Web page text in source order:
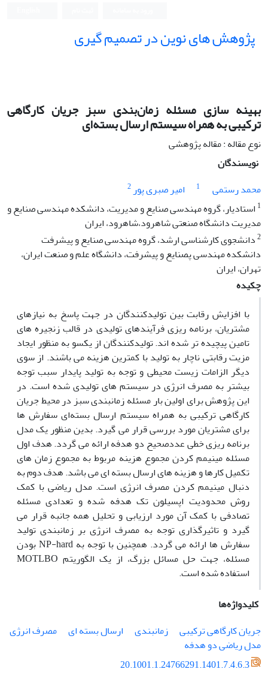
پژوهش های نوین در تصمیم گیری
بهینه سازی مسئله زمان‌بندی سبز جریان کارگاهی
ترکیبی به همراه سیستم ارسال بسته‌ای
نوع مقاله : مقاله پژوهشی
نویسندگان
محمد رستمی
1 امیر صبری پور2
1 استادیار، گروه مهندسی صنایع و مدیریت، دانشکده مهندسی صنایع و
مدیریت دانشگاه صنعتی شاهرود،شاهرود، ایران
2دانشجوی کارشناسی ارشد، گروه مهندسی صنایع و پیشرفت
دانشکده مهندسی پصنایع و پیشرفت، دانشگاه علم و صنعت ایران،
تهران، ایران
چکیده
با افزایش رقابت بین تولیدکنندگان در جهت پاسخ به نیازهای
مشتریان، برنامه ریزی فرآیندهای تولیدی در قالب زنجیره های
تامین پیچیده تر شده اند. تولیدکنندگان از یکسو به منظور ایجاد
مزیت رقابتی ناچار به تولید با کمترین هزینه می باشند. از سوی
دیگر الزامات زیست محیطی و توجه به تولید پایدار سبب توجه
بیشتر به مصرف انرژی در سیستم های تولیدی شده است. در
این پژوهش برای اولین بار مسئله زمانبندی سبز در محیط جریان
کارگاهی ترکیبی به همراه سیستم ارسال بسته‌ای سفارش ها
برای مشتریان مورد بررسی قرار می گیرد. بدین منظور یک مدل
برنامه ریزی خطی عددصحیح دو هدفه ارائه می گردد. هدف اول
مسئله مینیمم کردن مجموع هزینه مربوط به مجموع زمان های
تکمیل کارها و هزینه های ارسال بسته ای می باشد. هدف دوم به
دنبال مینیمم کردن مصرف انرژی است. مدل ریاضی با کمک
روش محدودیت اپسیلون تک هدفه شده و تعدادی مسئله
تصادفی با کمک آن مورد ارزیابی و تحلیل همه جانبه قرار می
گیرد و تاثیرگذاری توجه به مصرف انرژی بر زمانبندی تولید
سفارش ها ارائه می گردد. همچنین با توجه به NP-hard بودن
مسئله، جهت حل مسائل بزرگ، از یک الگوریتم MOTLBO
استفاده شده است.
کلیدواژه‌ها
جریان کارگاهی ترکیبی
زمانبندی ارسال بسته ای
مصرف انرژی
مدل ریاضی دو هدفه
20.1001.1.24766291.1401.7.4.6.3